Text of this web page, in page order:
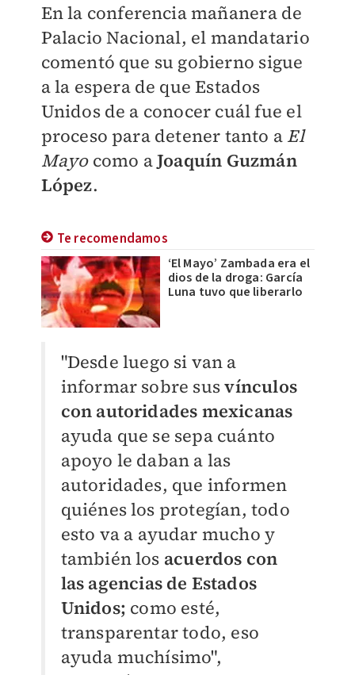
En la conferencia mañanera de
Palacio Nacional, el mandatario
comentó que su gobierno sigue
a la espera de que Estados
Unidos de a conocer cuál fue el
proceso para detener tanto a El
Mayocomo aJoaquín Guzmán
López.
Te recomendamos
‘El Mayo’ Zambada era el
dios de la droga: García
Luna tuvo que liberarlo
"Desde luego si van a
informar sobre susvínculos
con autoridades mexicanas
ayuda que se sepa cuánto
apoyo le daban a las
autoridades, que informen
quiénes los protegían, todo
esto va a ayudar mucho y
también los acuerdos con
las agencias de Estados
Unidos; como esté,
transparentar todo, eso
ayuda muchísimo",